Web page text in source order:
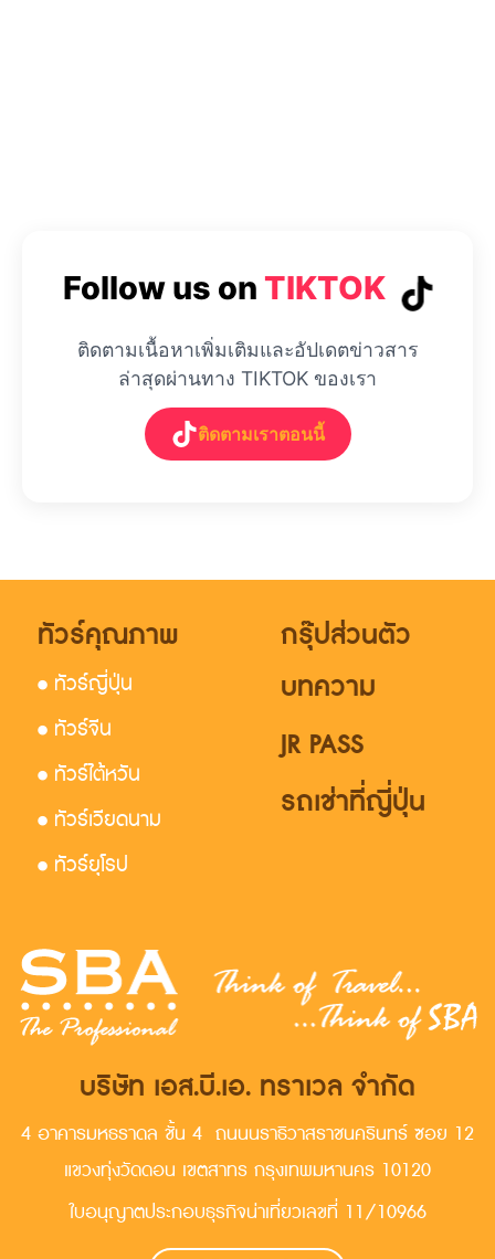
Follow us on TIKTOK
ติดตามเนื้อหาเพิ่มเติมและอัปเดตข่าวสาร
ล่าสุดผ่านทาง TIKTOK ของเรา
ติดตามเราตอนนี้
ทัวร์คุณภาพ
• ทัวร์ญี่ปุ่น
• ทัวร์จีน
• ทัวร์ไต้หวัน
• ทัวร์เวียดนาม
• ทัวร์ยุโรป
กรุ๊ปส่วนตัว
บทความ
JR PASS
รถเช่าที่ญี่ปุ่น
บริษัท เอส.บี.เอ. ทราเวล จำกัด
4 อาคารมหธราดล ชั้น 4 ถนนนราธิวาสราชนครินทร์ ซอย 12
แขวงทุ่งวัดดอน เขตสาทร กรุงเทพมหานคร 10120
ใบอนุญาตประกอบธุรกิจน่าเที่ยวเลขที่ 11/10966